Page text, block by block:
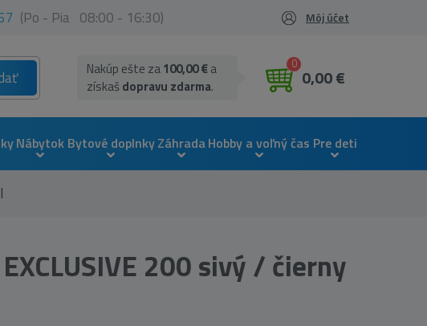
(Po - Pia 08:00 - 16:30) Môj účet
0
0,00 €
Nakúp ešte za100,00 €a
získaš dopravu zdarma.
Nábytok Bytové doplnkyZáhradaHobby a voľný čas Pre deti
200 sivý / čierny